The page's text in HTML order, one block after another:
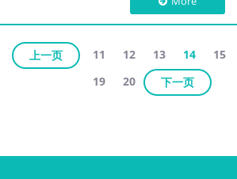
上一页 11 12 13 14 15
19
20 下一页